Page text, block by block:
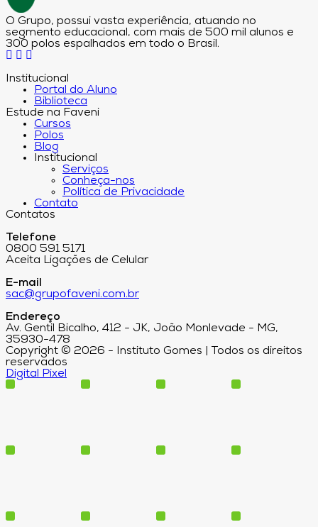
O Grupo, possui vasta experiência, atuando no
segmento educacional, com mais de 500 mil alunos e
300 polos espalhados em todo o Brasil.
Institucional
Portal do Aluno
Biblioteca
Estude na Faveni
Cursos
Polos
Blog
Institucional
Serviços
Conheça-nos
Política de Privacidade
Contato
Contatos
Telefone
0800 591 5171
Aceita Ligações de Celular
E-mail
sac@grupofaveni.com.br
Endereço
Av. Gentil Bicalho, 412 - JK, João Monlevade - MG,
35930-478
Copyright © 2026 - Instituto Gomes | Todos os direitos
reservados
Digital Pixel